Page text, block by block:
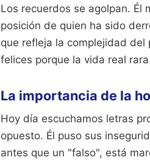
Los recuerdos se agolpan. Él
posición de quien ha sido
que refleja la complejidad del
felices porque la vida real
La importancia de la
Hoy día escuchamos letras
opuesto. Él puso sus
antes que un "falso", está